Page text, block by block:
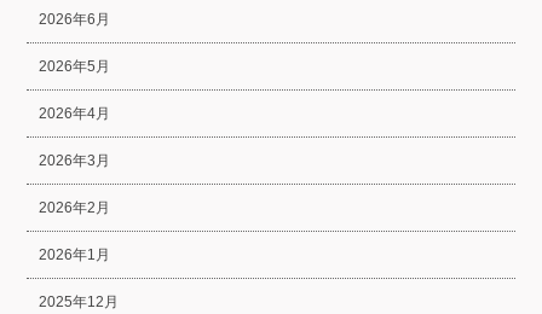
2026年6月
2026年5月
2026年4月
2026年3月
2026年2月
2026年1月
2025年12月